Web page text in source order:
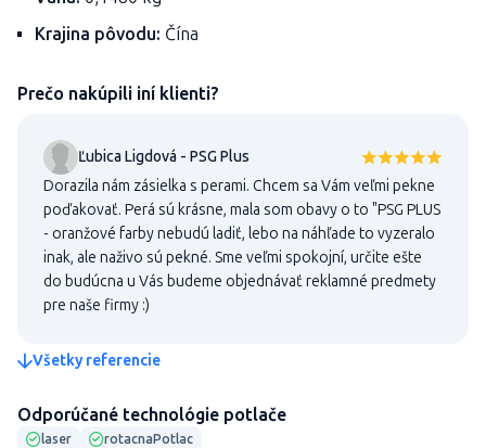
Krajina pôvodu: Čína
Prečo nakúpili iní klienti?
Ľubica Ligdová - PSG Plus
Dorazila nám zásielka s perami. Chcem sa Vám veľmi pekne
poďakovať. Perá sú krásne, mala som obavy o to "PSG PLUS
- oranžové farby nebudú ladiť, lebo na náhľade to vyzeralo
inak, ale naživo sú pekné. Sme veľmi spokojní, určite ešte
do budúcna u Vás budeme objednávať reklamné predmety
pre naše firmy :)
Všetky referencie
Odporúčané technológie potlače
laser rotacnaPotlac